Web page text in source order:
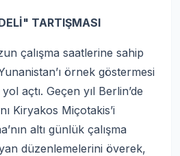
TARTIŞMASI
çalışma saatlerine sahip
örnek göstermesi
açtı. Geçen yıl Berlin’de
Kiryakos Miçotakis’i
altı günlük çalışma
düzenlemelerini överek,